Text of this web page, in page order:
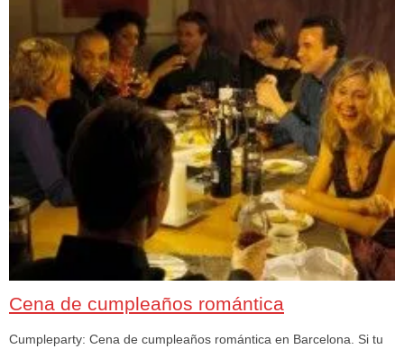
Cena de cumpleaños romántica
Cumpleparty: Cena de cumpleaños romántica en Barcelona. Si tu